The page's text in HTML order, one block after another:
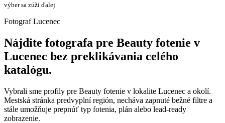
výber sa zúži ďalej
Fotograf Lucenec
Nájdite fotografa pre Beauty fotenie v
Lucenec bez preklikávania celého
katalógu.
Vybrali sme profily pre Beauty fotenie v lokalite Lucenec a okolí.
Mestská stránka predvyplní región, necháva zapnuté bežné filtre a
stále umožňuje prepnúť typ fotenia, plán alebo lead-ready
zobrazenie.